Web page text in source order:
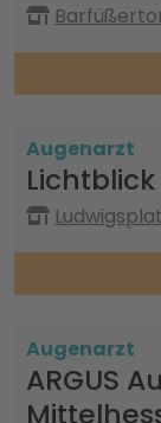
Augenarzt
Augenarzt
ARGUS